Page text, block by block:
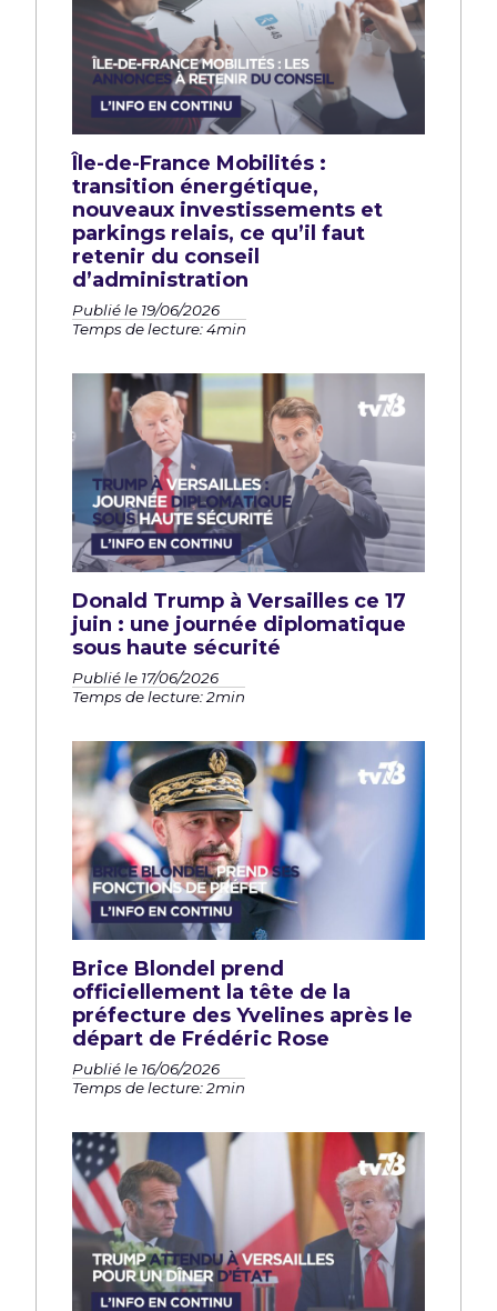
Île-de-France Mobilités :
transition énergétique,
nouveaux investissements et
parkings relais, ce qu’il faut
retenir du conseil
d’administration
Publié le 19/06/2026
Temps de lecture: 4min
Donald Trump à Versailles ce 17
juin : une journée diplomatique
sous haute sécurité
Publié le 17/06/2026
Temps de lecture: 2min
Brice Blondel prend
officiellement la tête de la
préfecture des Yvelines après le
départ de Frédéric Rose
Publié le 16/06/2026
Temps de lecture: 2min